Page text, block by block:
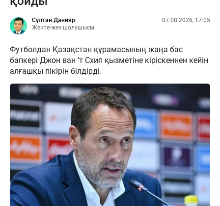
Сұлтан Данияр
Жекпе-жек шолушысы
07.08.2026, 17:05
Футболдан Қазақстан құрамасының жаңа бас
бапкері Джон ван ’т Схип қызметіне кіріскеннен кейін
алғашқы пікірін білдірді.